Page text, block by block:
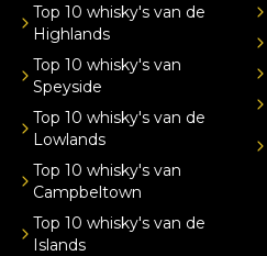
Top 10 whisky's van de
Highlands
Top 10 whisky's van
Speyside
Top 10 whisky's van de
Lowlands
Top 10 whisky's van
Campbeltown
Top 10 whisky's van de
Islands